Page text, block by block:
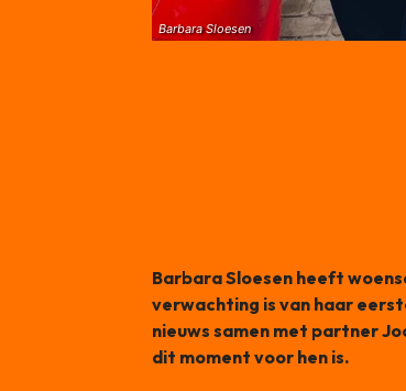
Barbara Sloesen
Barbara Sloesen heeft
verwachting is van haar
nieuws samen met partner
dit moment voor hen is.